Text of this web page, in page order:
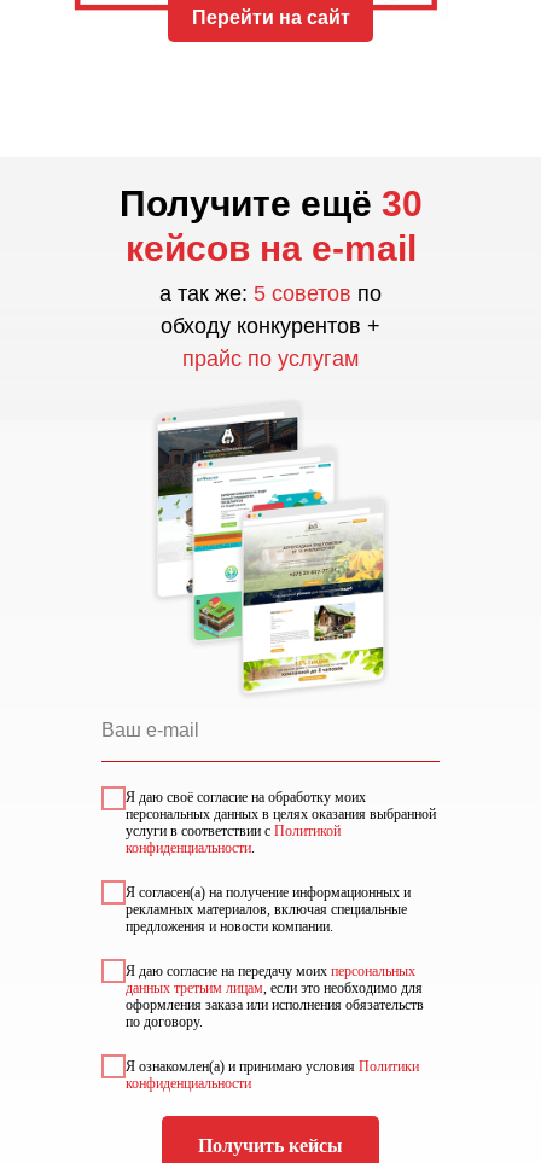
Перейти на сайт
Получите ещё 30
кейсов на e-mail
а так же: 5 советов по
обходу конкурентов +
прайс по услугам
Я даю своё согласие на обработку моих
персональных данных в целях оказания выбранной
услуги в соответствии с Политикой
конфиденциальности.
Я согласен(а) на получение информационных и
рекламных материалов, включая специальные
предложения и новости компании.
Я даю согласие на передачу моих персональных
данных третьим лицам, если это необходимо для
оформления заказа или исполнения обязательств
по договору.
Я ознакомлен(а) и принимаю условия Политики
конфиденциальности
Получить кейсы